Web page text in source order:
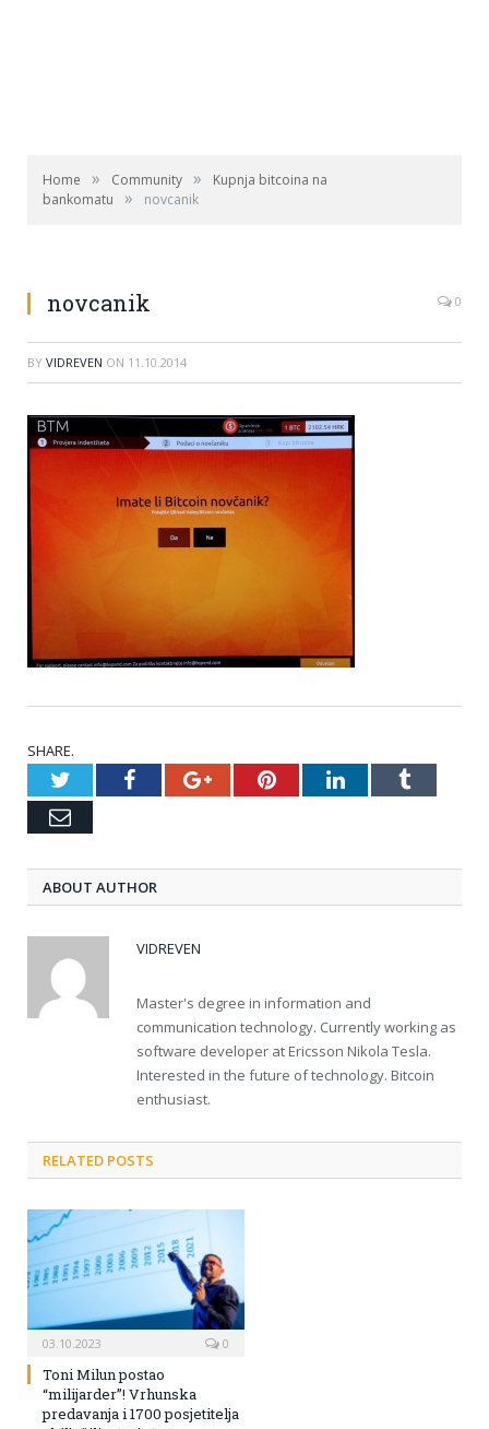
Home » Community »
Kupnja bitcoina na
bankomatu
» novcanik
novcanik 0
BY VIDREVEN ON 11.10.2014
SHARE.
TwitterFacebookGoogle+PinterestLinkedInTumblr
Email
ABOUT AUTHOR
VIDREVEN
Master's degree in information and
communication technology. Currently working as
software developer at Ericsson Nikola Tesla.
Interested in the future of technology. Bitcoin
enthusiast.
RELATED POSTS
03.10.2023 0
Toni Milun postao
“milijarder”! Vrhunska
predavanja i 1700 posjetitelja